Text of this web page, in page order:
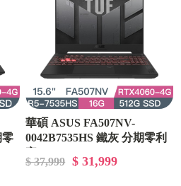
零
華碩 ASUS FA507NV-
0042B7535HS 鐵灰 分期零利
$ 37,999 $ 31,999